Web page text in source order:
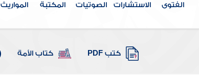
الفتوى الاستشارات الصوتيات المكتبة المواريث
كتب PDF كتاب الأمة